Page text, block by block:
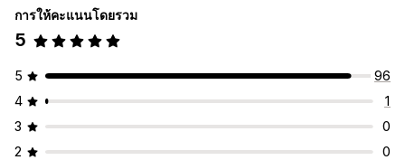
การให้คะแนนโดยรวม
5
5
96
4
1
3
0
2
0